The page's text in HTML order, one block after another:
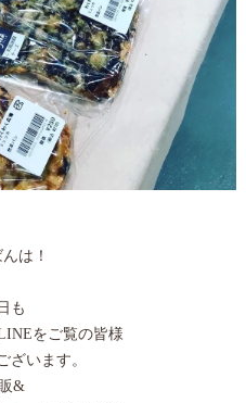
は！
も
をご覧の皆様
ざいます。
&